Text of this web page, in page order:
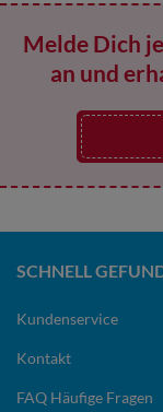
Melde Dich
an und
SCHNELL
Kundenservice
Kontakt
FAQ Häufige Fragen